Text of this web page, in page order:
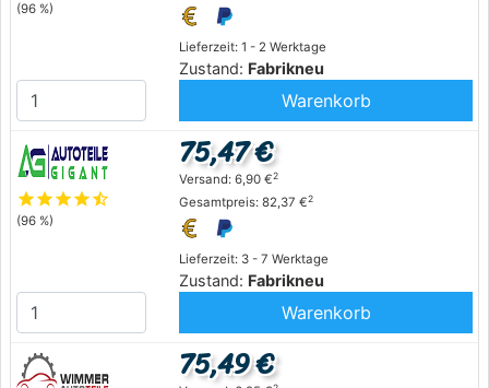
(96 %)
Lieferzeit: 1 - 2 Werktage
Zustand: Fabrikneu
Warenkorb
starstarstarstarstar_half
(96 %)
Lieferzeit: 3 - 7 Werktage
Zustand: Fabrikneu
75,47 €
Versand: 6,90 €2
Gesamtpreis: 82,37 €2
Warenkorb
75,49 €